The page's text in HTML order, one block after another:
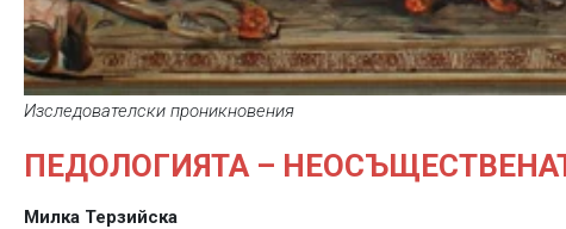
Изследователски проникновения
ПЕДОЛОГИЯТА –
Милка Терзийска